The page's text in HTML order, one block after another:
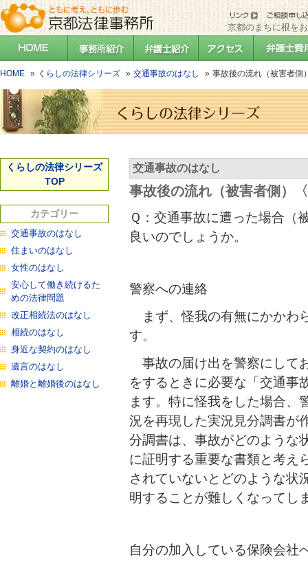
京都のまちに根を
HOME くらしの法律シリーズ 交通事故のはなし 事故後の流れ（被害者側
交通事故のはなし
事故後の流れ（被害者側）
Ｑ：交通事故に遭った場合（
良いのでしょうか。
警察への連絡
まず、怪我の有無にかかわ
す。
事故の届け出を警察にして
をするときに必要な「交通事
ます。特に怪我をした場合、
況を再現した実況見分調書が
分調書は、事故がどのような
に証明する重要な書類と考え
されていないとどのような状
明することが難しくなってし
自分の加入している保険会社
くらしの法律シリーズ
TOP
カテゴリー
交通事故のはなし
住まいのはなし
女性のはなし
安心して働き続けるた
めの法律問題
改正相続法のはなし
相続のはなし
身近な契約のはなし
遺言のはなし
離婚と離婚後のはなし